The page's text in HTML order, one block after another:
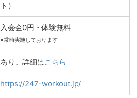
ト）
入会金0円・体験無料
※常時実施しております
あり。詳細はこちら
https://247-workout.jp/